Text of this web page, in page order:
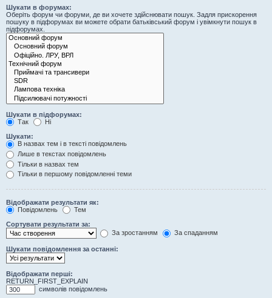
Шукати в форумах:
Оберіть форум чи форуми, де ви хочете здійснювати пошук. Задля прискорення
пошуку в підфорумах ви можете обрати батьківський форум і увімкнути пошук в
підфорумах.
Шукати в підфорумах:
Так
Ні
Шукати:
В назвах тем і в тексті повідомлень
Лише в текстах повідомлень
Тільки в назвах тем
Тільки в першому повідомленні теми
Відображати результати як:
Повідомлень
Тем
Сортувати результати за:
За зростанням
За спаданням
Шукати повідомлення за останні:
Відображати перші:
RETURN_FIRST_EXPLAIN
символів повідомлень